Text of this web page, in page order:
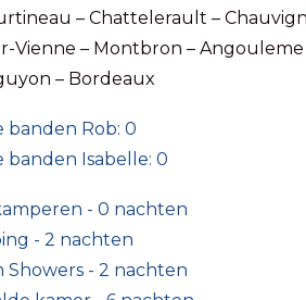
– Chattelerault –
Vienne – Montbron – Angouleme
– Bordeaux
banden Rob: 0
banden Isabelle: 0
- 0 nachten
- 2 nachten
Showers - 2 nachten